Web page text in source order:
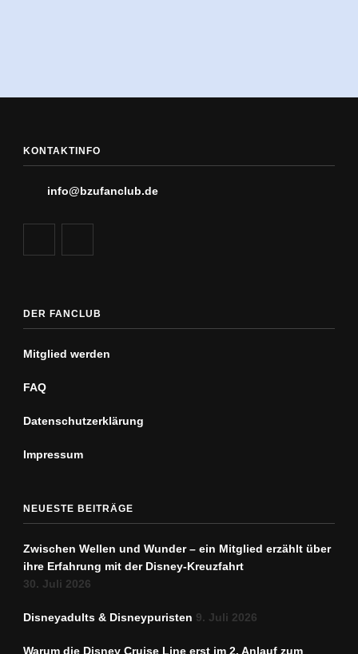
KONTAKTINFO
info@bzufanclub.de
DER FANCLUB
Mitglied werden
FAQ
Datenschutz­erklärung
Impressum
NEUESTE BEITRÄGE
Zwischen Wellen und Wunder – ein Mitglied erzählt über
ihre Erfahrung mit der Disney-Kreuzfahrt
30. Juli 2026
Disneyadults & Disneypuristen 9. Juli 2026
Warum die Disney Cruise Line erst im 2. Anlauf zum